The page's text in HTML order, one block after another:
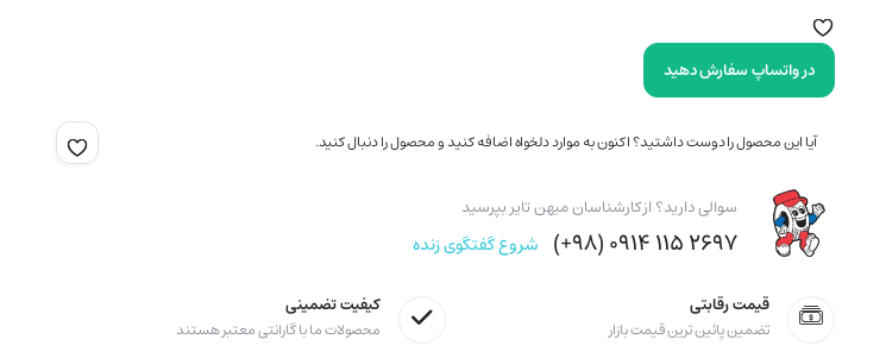
در واتساپ سفارش دهید
آیا این محصول را دوست داشتید؟ اکنون به موارد دلخواه اضافه کنید و محصول را دنبال کنید.
سوالی دارید؟ از کارشناسان میهن تایر بپرسید
۲۶۹۷ ۱۱۵ ۰۹۱۴ (۹۸+) شروع گفتگوی زنده
قیمت رقابتی
تضمین پائین ترین قیمت بازار
کیفیت تضمینی
محصولات ما با گارانتی معتبر هستند